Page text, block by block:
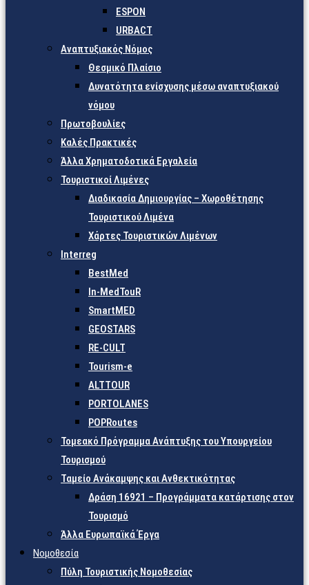
ESPON
URBACT
Αναπτυξιακός Νόμος
Θεσμικό Πλαίσιο
Δυνατότητα ενίσχυσης μέσω αναπτυξιακού
νόμου
Πρωτοβουλίες
Καλές Πρακτικές
Άλλα Χρηματοδοτικά Εργαλεία
Τουριστικοί Λιμένες
Διαδικασία Δημιουργίας – Χωροθέτησης
Τουριστικού Λιμένα
Χάρτες Τουριστικών Λιμένων
Interreg
BestMed
In-MedTouR
SmartMED
GEOSTARS
RE-CULT
Tourism-e
ALTTOUR
PORTOLANES
POPRoutes
Τομεακό Πρόγραμμα Ανάπτυξης του Υπουργείου
Τουρισμού
Ταμείο Ανάκαμψης και Ανθεκτικότητας
Δράση 16921 – Προγράμματα κατάρτισης στον
Τουρισμό
Άλλα Ευρωπαϊκά Έργα
Νομοθεσία
Πύλη Τουριστικής Νομοθεσίας